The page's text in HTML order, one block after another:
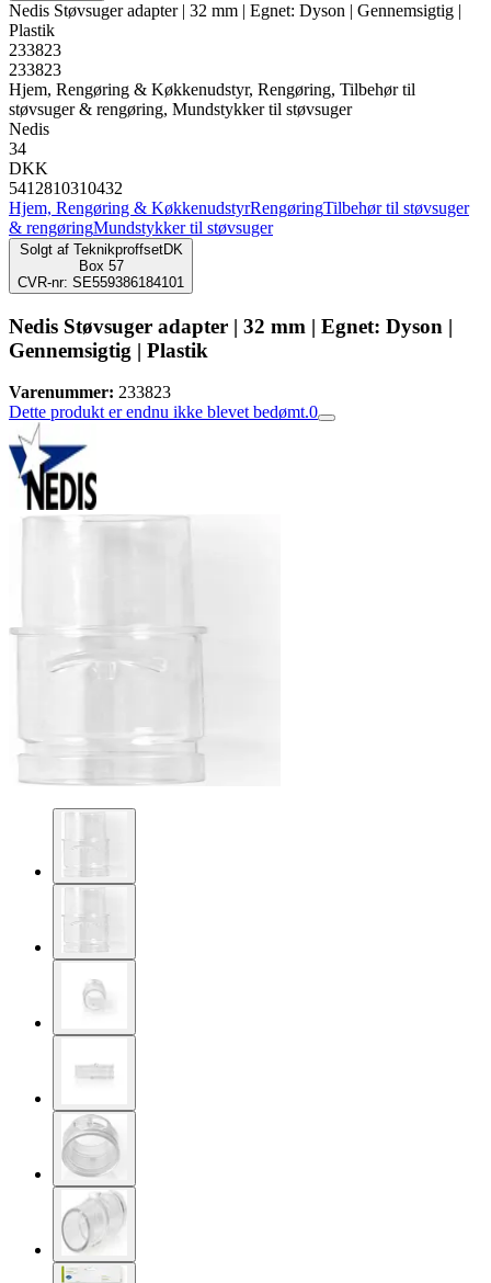
Nedis Støvsuger adapter | 32 mm | Egnet: Dyson | Gennemsigtig |
Plastik
233823
233823
Hjem, Rengøring & Køkkenudstyr, Rengøring, Tilbehør til
støvsuger & rengøring, Mundstykker til støvsuger
Nedis
34
DKK
5412810310432
Hjem, Rengøring & KøkkenudstyrRengøringTilbehør til støvsuger
& rengøringMundstykker til støvsuger
Solgt af TeknikproffsetDK
Box 57
CVR-nr: SE559386184101
Nedis Støvsuger adapter | 32 mm | Egnet: Dyson |
Gennemsigtig | Plastik
Varenummer: 233823
Dette produkt er endnu ikke blevet bedømt.0